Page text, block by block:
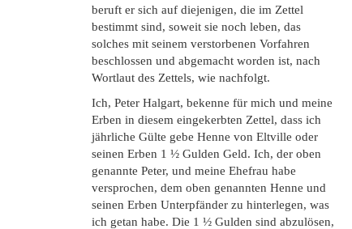
beruft er sich auf diejenigen, die im Zettel
bestimmt sind, soweit sie noch leben, das
solches mit seinem verstorbenen Vorfahren
beschlossen und abgemacht worden ist, nach
Wortlaut des Zettels, wie nachfolgt.
Ich, Peter Halgart, bekenne für mich und meine
Erben in diesem eingekerbten Zettel, dass ich
jährliche Gülte gebe Henne von Eltville oder
seinen Erben 1 ½ Gulden Geld. Ich, der oben
genannte Peter, und meine Ehefrau habe
versprochen, dem oben genannten Henne und
seinen Erben Unterpfänder zu hinterlegen, was
ich getan habe. Die 1 ½ Gulden sind abzulösen,